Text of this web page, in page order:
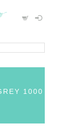
1000